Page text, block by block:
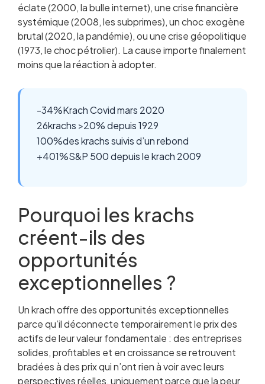
éclate (2000, la bulle internet), une crise financière
systémique (2008, les subprimes), un choc exogène
brutal (2020, la pandémie), ou une crise géopolitique
(1973, le choc pétrolier). La cause importe finalement
moins que la réaction à adopter.
-34%Krach Covid mars 2020
26krachs >20% depuis 1929
100%des krachs suivis d’un rebond
+401%S&P 500 depuis le krach 2009
Pourquoi les krachs
créent-ils des
opportunités
exceptionnelles ?
Un krach offre des opportunités exceptionnelles
parce qu’il déconnecte temporairement le prix des
actifs de leur valeur fondamentale : des entreprises
solides, profitables et en croissance se retrouvent
bradées à des prix qui n’ont rien à voir avec leurs
perspectives réelles, uniquement parce que la peur